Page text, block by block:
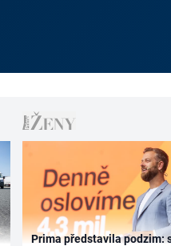
Prima představila podzim: